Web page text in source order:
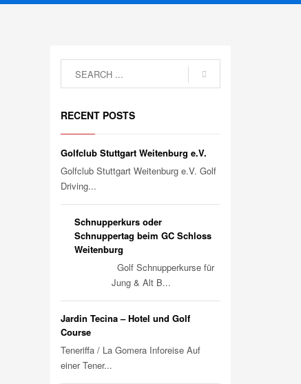
RECENT POSTS
Golfclub Stuttgart Weitenburg e.V.
Golfclub Stuttgart Weitenburg e.V. Golf
Driving...
Schnupperkurs oder
Schnuppertag beim GC Schloss
Weitenburg
Golf Schnupperkurse für
Jung & Alt B...
Jardin Tecina – Hotel und Golf
Course
Teneriffa / La Gomera Inforeise Auf
einer Tener...